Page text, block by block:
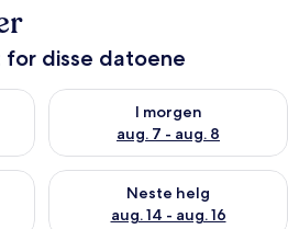
disse datoene
aug. 6 - aug. 7
I morgen
aug. 7 - aug. 8
Sjekk tilgjengelighet for i
helgen, aug. 7 - aug. 9
Neste helg
aug. 14 - aug. 16
Sjekk tilgjengelighet for neste